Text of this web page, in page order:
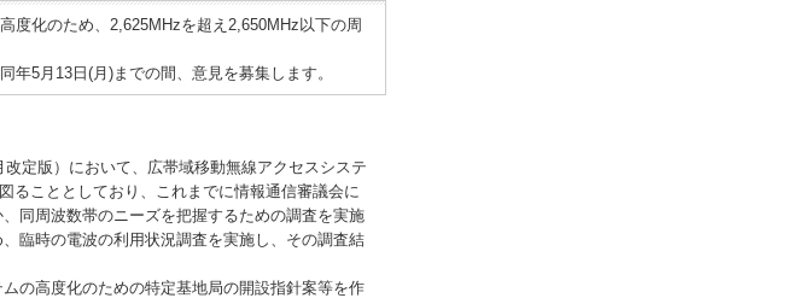
化のため、2,625MHzを超え2,650MHz以下の周
5月13日(月)までの間、意見を募集します。
定版）において、広帯域移動無線アクセスシステ
ることとしており、これまでに情報通信審議会に
同周波数帯のニーズを把握するための調査を実施
臨時の電波の利用状況調査を実施し、その調査結
の高度化のための特定基地局の開設指針案等を作